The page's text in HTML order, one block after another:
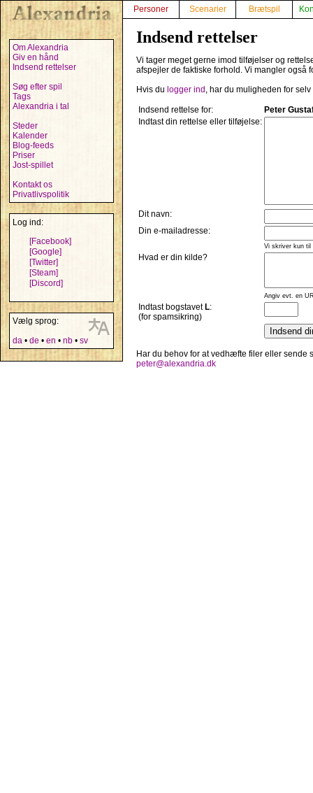
Om Alexandria
Giv en hånd
Indsend rettelser
Søg efter spil
Tags
Alexandria i tal
Steder
Kalender
Blog-feeds
Priser
Jost-spillet
Kontakt os
Privatlivspolitik
Log ind:
[Facebook]
[Google]
[Twitter]
[Steam]
[Discord]
Vælg sprog:
da • de • en • nb • sv
Personer Scenarier Brætspil
Indsend rettelser
Vi tager meget gerne imod tilføjelser og
afspejler de faktiske forhold. Vi mangler også
Hvis du logger ind , har du muligheden for
Indsend rettelse for:
Peter
Indtast din rettelse eller tilføjelse:
Dit navn:
Din e-mailadresse:
Vi skriver kun til
Hvad er din kilde?
Angiv evt. en
Indtast bogstavet L:
(for spamsikring)
Har du behov for at vedhæfte filer eller sende
peter@alexandria.dk